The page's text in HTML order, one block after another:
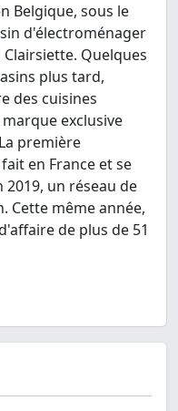
Belgique, sous le
d'électroménager
Quelques
plus tard,
des cuisines
exclusive
première
en France et se
un réseau de
Cette même année,
de plus de 51